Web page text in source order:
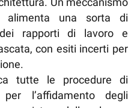
una sorta di
dei rapporti di lavoro e
con esiti incerti per
tutte le procedure di
l’affidamento degli